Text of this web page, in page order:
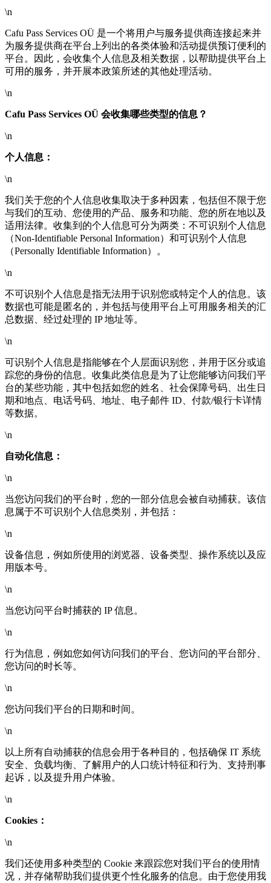
\n
Cafu Pass Services OÜ 是一个将用户与服务提供商连接起来并
为服务提供商在平台上列出的各类体验和活动提供预订便利的
平台。因此，会收集个人信息及相关数据，以帮助提供平台上
可用的服务，并开展本政策所述的其他处理活动。
\n
Cafu Pass Services OÜ 会收集哪些类型的信息？
\n
个人信息：
\n
我们关于您的个人信息收集取决于多种因素，包括但不限于您
与我们的互动、您使用的产品、服务和功能、您的所在地以及
适用法律。收集到的个人信息可分为两类：不可识别个人信息
（Non-Identifiable Personal Information）和可识别个人信息
（Personally Identifiable Information）。
\n
不可识别个人信息是指无法用于识别您或特定个人的信息。该
数据也可能是匿名的，并包括与使用平台上可用服务相关的汇
总数据、经过处理的 IP 地址等。
\n
可识别个人信息是指能够在个人层面识别您，并用于区分或追
踪您的身份的信息。收集此类信息是为了让您能够访问我们平
台的某些功能，其中包括如您的姓名、社会保障号码、出生日
期和地点、电话号码、地址、电子邮件 ID、付款/银行卡详情
等数据。
\n
自动化信息：
\n
当您访问我们的平台时，您的一部分信息会被自动捕获。该信
息属于不可识别个人信息类别，并包括：
\n
设备信息，例如所使用的浏览器、设备类型、操作系统以及应
用版本号。
\n
当您访问平台时捕获的 IP 信息。
\n
行为信息，例如您如何访问我们的平台、您访问的平台部分、
您访问的时长等。
\n
您访问我们平台的日期和时间。
\n
以上所有自动捕获的信息会用于各种目的，包括确保 IT 系统
安全、负载均衡、了解用户的人口统计特征和行为、支持刑事
起诉，以及提升用户体验。
\n
Cookies：
\n
我们还使用多种类型的 Cookie 来跟踪您对我们平台的使用情
况，并存储帮助我们提供更个性化服务的信息。由于您使用我